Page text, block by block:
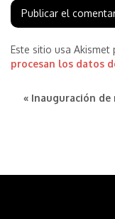
Este sitio usa Akismet
procesan los datos
« Inauguración de